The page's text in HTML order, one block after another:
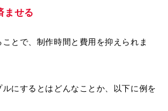
ませる
とで、制作時間と費用を抑えられま
にするとはどんなことか、以下に例を